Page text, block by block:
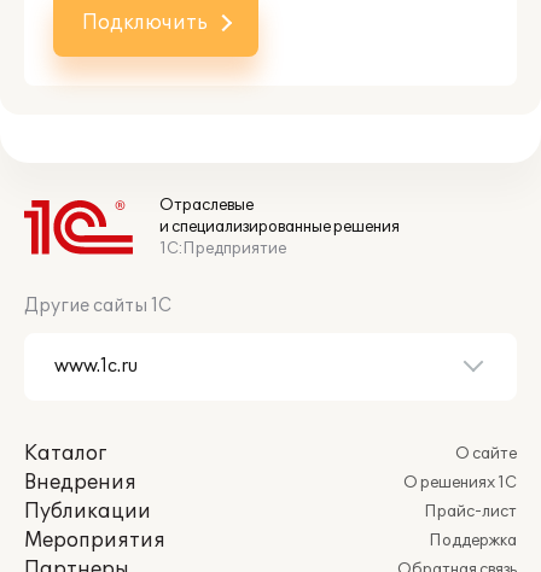
Подключить
Отраслевые
и специализированные решения
1С:Предприятие
Другие сайты 1С
Каталог
Внедрения
Публикации
Мероприятия
О сайте
О решениях 1С
Прайс-лист
Поддержка